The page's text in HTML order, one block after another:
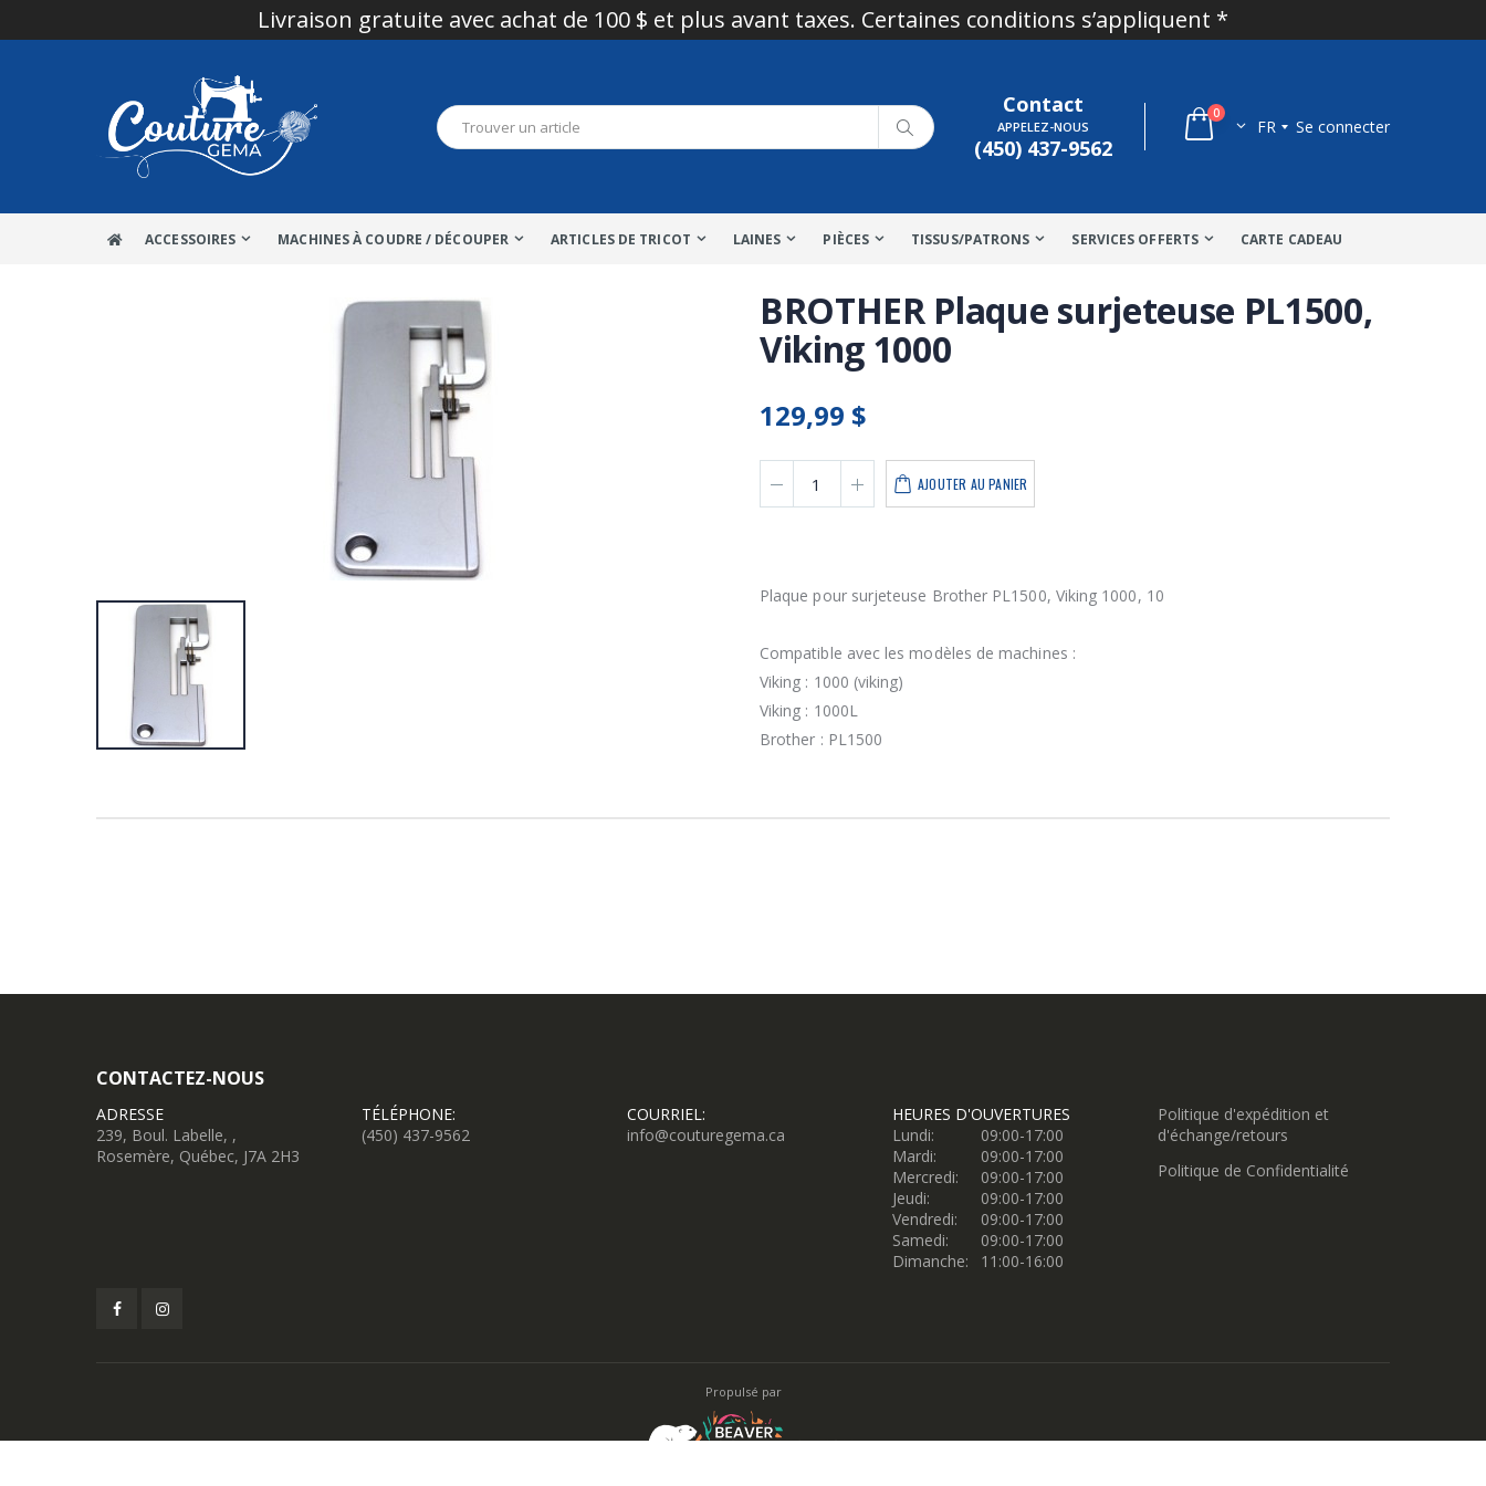
Livraison gratuite avec achat de 100 $ et plus avant taxes. Certaines conditions s’appliquent *
Contact
APPELEZ-NOUS
(450) 437-9562
0
FR Se connecter
ACCESSOIRES MACHINES À COUDRE / DÉCOUPER ARTICLES DE TRICOT LAINES PIÈCES TISSUS/PATRONS SERVICES OFFERTS CARTE CADEAU
BROTHER Plaque surjeteuse PL1500,
Viking 1000
129,99 $
AJOUTER AU PANIER
Plaque pour surjeteuse Brother PL1500, Viking 1000, 10
Compatible avec les modèles de machines :
Viking : 1000 (viking)
Viking : 1000L
Brother : PL1500
CONTACTEZ-NOUS
ADRESSE
239, Boul. Labelle, ,
Rosemère, Québec, J7A 2H3
TÉLÉPHONE:
(450) 437-9562
COURRIEL:
info@couturegema.ca
HEURES D'OUVERTURES
Lundi:
09:00-17:00
Mardi:
09:00-17:00
Mercredi:
09:00-17:00
Jeudi:
09:00-17:00
Vendredi:
09:00-17:00
Samedi:
09:00-17:00
Dimanche:
11:00-16:00
Politique d'expédition et
d'échange/retours
Politique de Confidentialité
Propulsé par